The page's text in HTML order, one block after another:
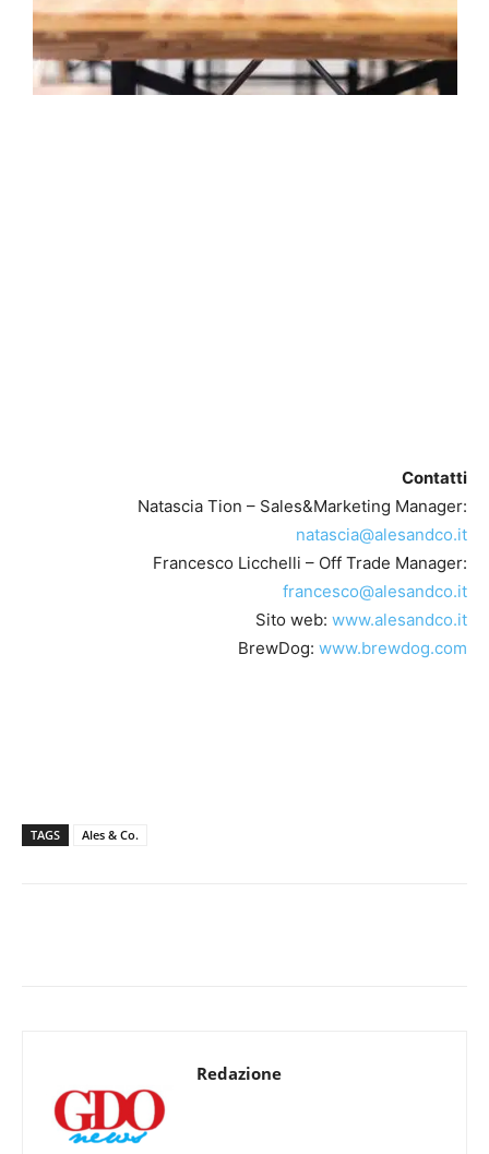
Contatti
Natascia Tion – Sales&Marketing Manager:
natascia@alesandco.it
Francesco Licchelli – Off Trade Manager:
francesco@alesandco.it
Sito web: www.alesandco.it
BrewDog: www.brewdog.com
TAGS Ales & Co.
Redazione